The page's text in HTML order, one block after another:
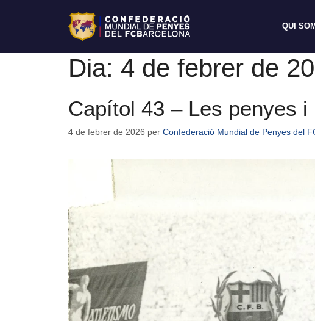
QUI SOM
Dia: 4 de febrer de
Capítol 43 – Les penyes
4 de febrer de 2026 per Confederació Mundial de Penyes del